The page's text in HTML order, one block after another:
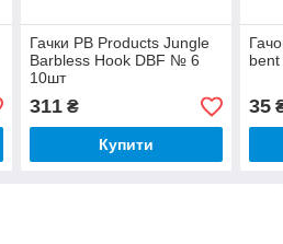
Гачки PB Products Jungle
Barbless Hook DBF № 6
10шт
311₴
Купити
35